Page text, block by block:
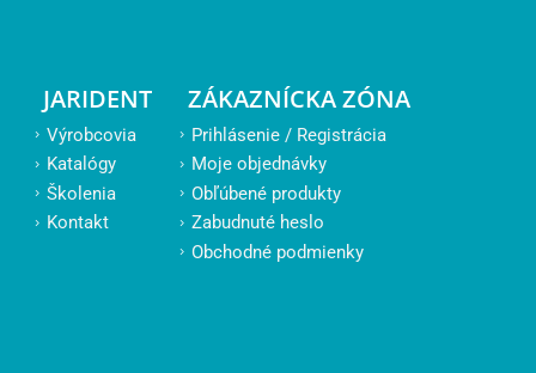
JARIDENT
Výrobcovia
Katalógy
Školenia
Kontakt
ZÁKAZNÍCKA ZÓNA
Prihlásenie / Registrácia
Moje objednávky
Obľúbené produkty
Zabudnuté heslo
Obchodné podmienky